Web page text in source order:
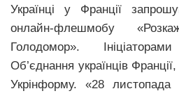
Українці у Франції
онлайн-флешмобу
Голодомор».
Об’єднання українців
Укрінформу. «28 листопада